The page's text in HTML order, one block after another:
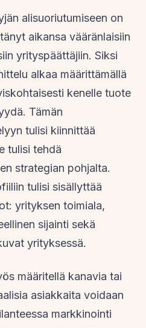
alisuoriutumiseen on
aikansa vääränlaisiin
yrityspäättäjiin. Siksi
alkaa määrittämällä
kenelle tuote
Tämän
tulisi kiinnittää
tulisi tehdä
strategian pohjalta.
tulisi sisällyttää
yrityksen toimiala,
sijainti sekä
yrityksessä.
määritellä kanavia tai
asiakkaita voidaan
markkinointi